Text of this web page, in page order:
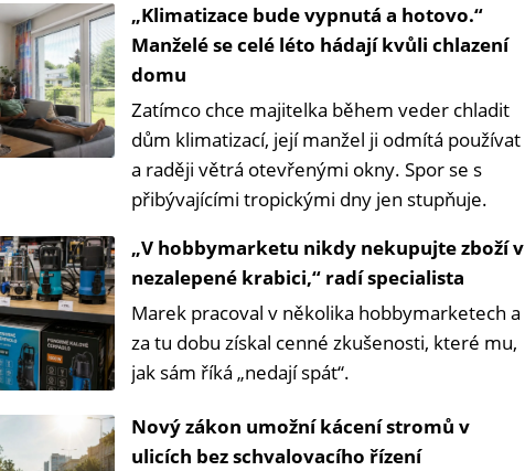
„Klimatizace bude vypnutá a hotovo.“
Manželé se celé léto hádají kvůli chlazení
domu
Zatímco chce majitelka během veder chladit
dům klimatizací, její manžel ji odmítá používat
a raději větrá otevřenými okny. Spor se s
přibývajícími tropickými dny jen stupňuje.
„V hobbymarketu nikdy nekupujte zboží v
nezalepené krabici,“ radí specialista
Marek pracoval v několika hobbymarketech a
za tu dobu získal cenné zkušenosti, které mu,
jak sám říká „nedají spát“.
Nový zákon umožní kácení stromů v
ulicích bez schvalovacího řízení